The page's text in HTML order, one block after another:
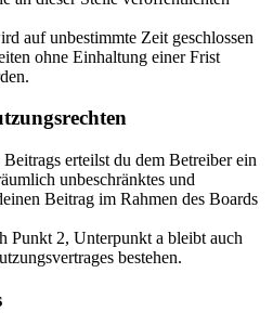
auf unbestimmte Zeit geschlossen
ohne Einhaltung einer Frist
erteilst du dem Betreiber ein
unbeschränktes und
Beitrag im Rahmen des Boards
Punkt 2, Unterpunkt a bleibt auch
bestehen.